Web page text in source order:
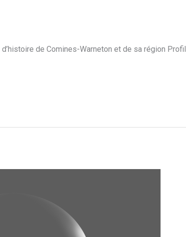
de Comines-Warneton et de sa région Profil